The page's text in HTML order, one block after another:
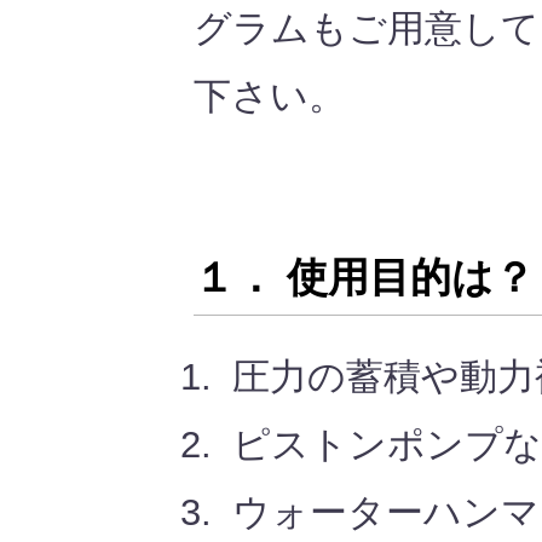
グラムもご用意し
下さい。
１． 使用目的は？
圧力の蓄積や動
ピストンポンプ
ウォーターハン